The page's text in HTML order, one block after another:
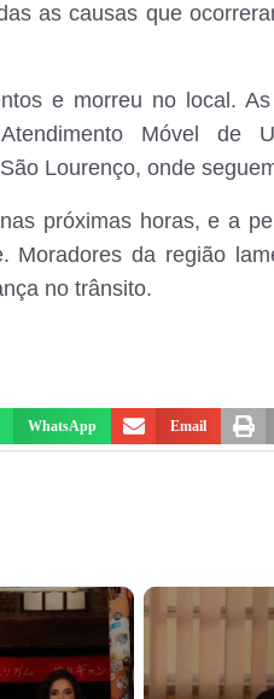
as causas que
e morreu no local.
Móvel de
Lourenço, onde
próximas horas, e a
Moradores da região
no trânsito.
WhatsApp Email